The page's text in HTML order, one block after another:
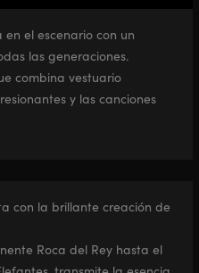
el escenario con un
las generaciones.
combina vestuario
y las canciones
con la brillante creación de
Roca del Rey hasta el